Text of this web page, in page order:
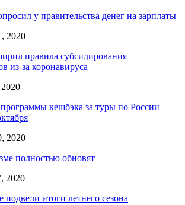
у правительства денег на зарплаты
2020
правила субсидирования
из-за коронавируса
кешбэка за туры по России
2020
полностью обновят
2020
подвели итоги летнего сезона